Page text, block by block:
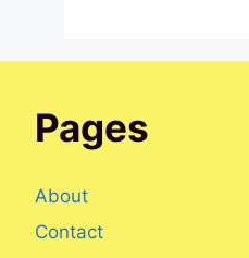
Pages
About
Contact